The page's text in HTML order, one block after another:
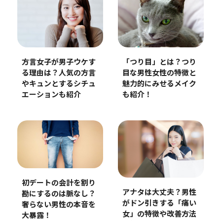
方言女子が男子ウケす
る理由は？人気の方言
やキュンとするシチュ
エーションも紹介
「つり目」とは？つり
目な男性女性の特徴と
魅力的にみせるメイク
も紹介！
初デートの会計を割り
勘にするのは脈なし？
奢らない男性の本音を
大暴露！
アナタは大丈夫？男性
がドン引きする「痛い
女」の特徴や改善方法